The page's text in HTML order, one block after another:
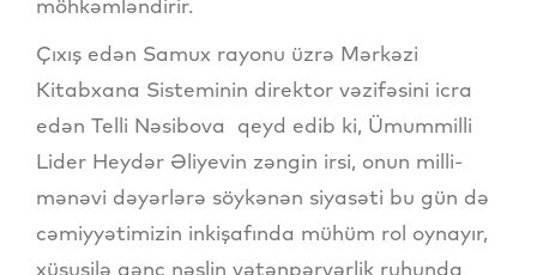
möhkəmləndirir.
Çıxış edən Samux rayonu üzrə Mərkəzi
Kitabxana Sisteminin direktor vəzifəsini icra
edən Telli Nəsibova qeyd edib ki, Ümummilli
Lider Heydər Əliyevin zəngin irsi, onun milli-
mənəvi dəyərlərə söykənən siyasəti bu gün də
cəmiyyətimizin inkişafında mühüm rol oynayır,
xüsusilə gənc nəslin vətənpərvərlik ruhunda